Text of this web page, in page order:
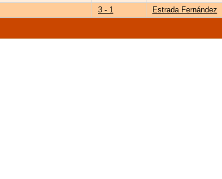
3 - 1 Estrada Fernández